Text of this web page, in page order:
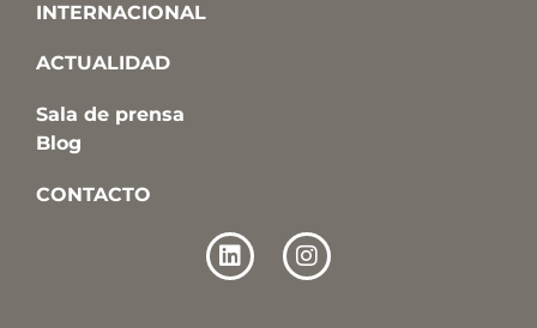
INTERNACIONAL
ACTUALIDAD
Sala de prensa
Blog
CONTACTO